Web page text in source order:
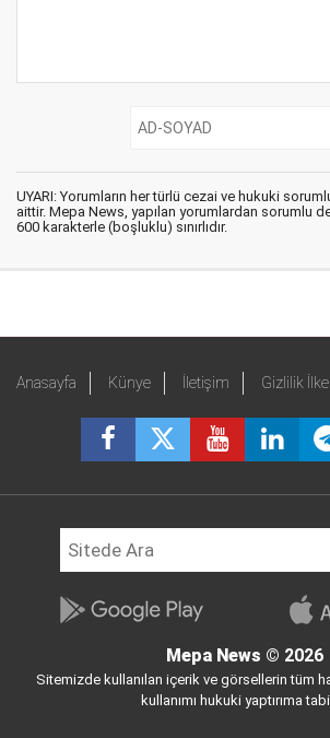
UYARI: Yorumların her türlü cezai ve hukuki
aittir. Mepa News, yapılan yorumlardan sorumlu
600 karakterle (boşluklu) sınırlıdır.
Anasayfa Künye İletişim Gizlilik
Mepa News © 2026
Sitemizde kullanılan içerik ve görsellerin tüm
kullanımı hukuki yaptırıma